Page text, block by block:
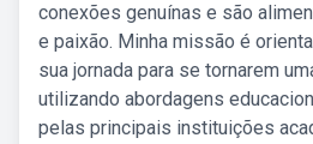
conexões genuínas e são
e paixão. Minha missão é
sua jornada para se tornarem
utilizando abordagens
pelas principais instituições